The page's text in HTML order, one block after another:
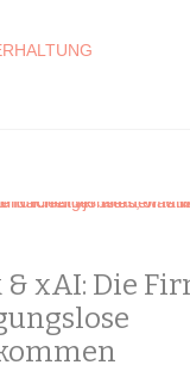
xAI: Die